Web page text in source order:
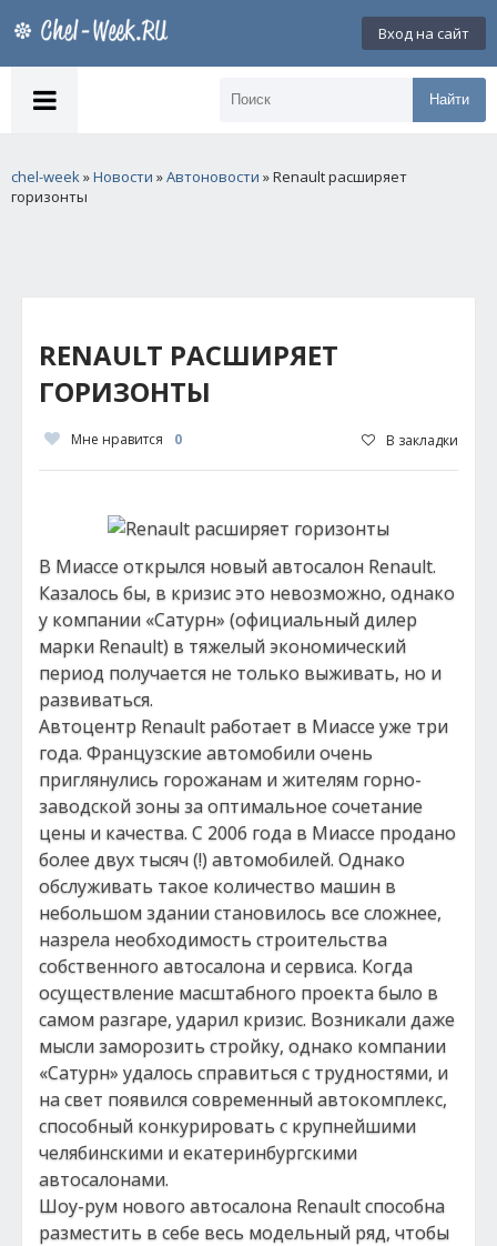
Вход на сайт
Найти
chel-week»Новости »Автоновости » Renault расширяет
горизонты
RENAULT РАСШИРЯЕТ
ГОРИЗОНТЫ
Мне нравится 0 В закладки
В Миассе открылся новый автосалон Renault.
Казалось бы, в кризис это невозможно, однако
у компании «Сатурн» (официальный дилер
марки Renault) в тяжелый экономический
период получается не только выживать, но и
развиваться.
Автоцентр Renault работает в Миассе уже три
года. Французские автомобили очень
приглянулись горожанам и жителям горно-
заводской зоны за оптимальное сочетание
цены и качества. С 2006 года в Миассе продано
более двух тысяч (!) автомобилей. Однако
обслуживать такое количество машин в
небольшом здании становилось все сложнее,
назрела необходимость строительства
собственного автосалона и сервиса. Когда
осуществление масштабного проекта было в
самом разгаре, ударил кризис. Возникали даже
мысли заморозить стройку, однако компании
«Сатурн» удалось справиться с трудностями, и
на свет появился современный автокомплекс,
способный конкурировать с крупнейшими
челябинскими и екатеринбургскими
автосалонами.
Шоу-рум нового автосалона Renault способна
разместить в себе весь модельный ряд, чтобы